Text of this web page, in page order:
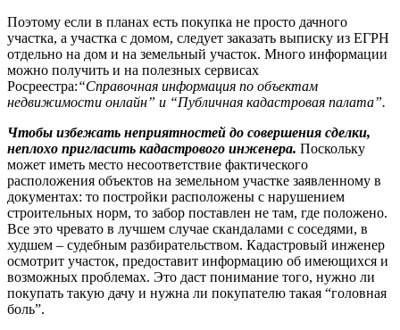
Поэтому если в планах есть покупка не просто дачного
участка, а участка с домом, следует заказать выписку из ЕГРН
отдельно на дом и на земельный участок. Много информации
можно получить и на полезных сервисах
Росреестра:“Справочная информация по объектам
недвижимости онлайн” и “Публичная кадастровая палата”.
Чтобы избежать неприятностей до совершения сделки,
неплохо пригласить кадастрового инженера. Поскольку
может иметь место несоответствие фактического
расположения объектов на земельном участке заявленному в
документах: то постройки расположены с нарушением
строительных норм, то забор поставлен не там, где положено.
Все это чревато в лучшем случае скандалами с соседями, в
худшем – судебным разбирательством. Кадастровый инженер
осмотрит участок, предоставит информацию об имеющихся и
возможных проблемах. Это даст понимание того, нужно ли
покупать такую дачу и нужна ли покупателю такая “головная
боль”.